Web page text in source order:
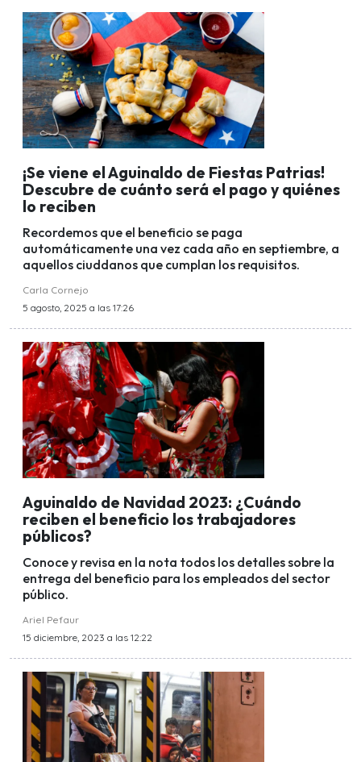
¡Se viene el Aguinaldo de Fiestas Patrias!
Descubre de cuánto será el pago y quiénes
lo reciben
Recordemos que el beneficio se paga
automáticamente una vez cada año en septiembre, a
aquellos ciuddanos que cumplan los requisitos.
Carla Cornejo
5 agosto, 2025 a las 17:26
Aguinaldo de Navidad 2023: ¿Cuándo
reciben el beneficio los trabajadores
públicos?
Conoce y revisa en la nota todos los detalles sobre la
entrega del beneficio para los empleados del sector
público.
Ariel Pefaur
15 diciembre, 2023 a las 12:22